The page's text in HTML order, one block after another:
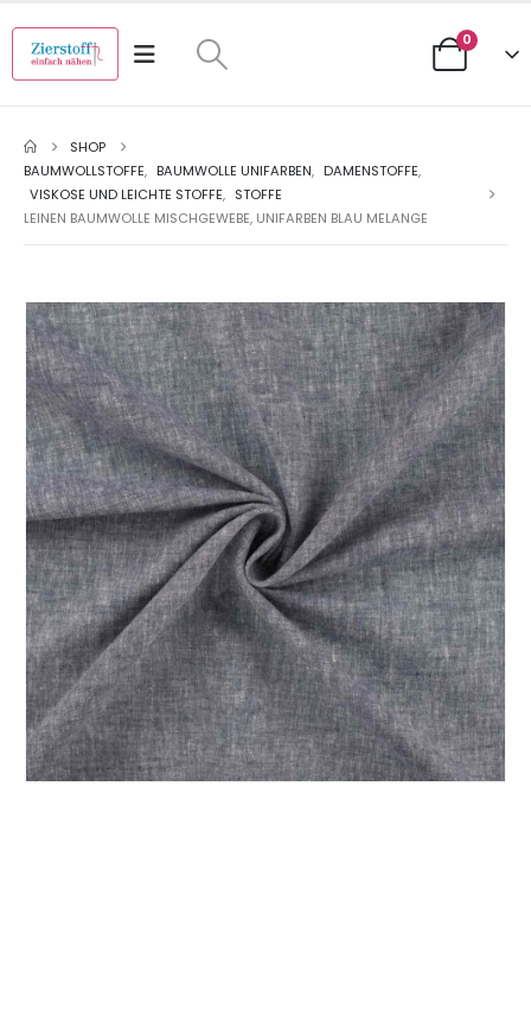
0
SHOP
BAUMWOLLSTOFFE, BAUMWOLLE UNIFARBEN, DAMENSTOFFE,
VISKOSE UND LEICHTE STOFFE, STOFFE
LEINEN BAUMWOLLE MISCHGEWEBE, UNIFARBEN BLAU MELANGE